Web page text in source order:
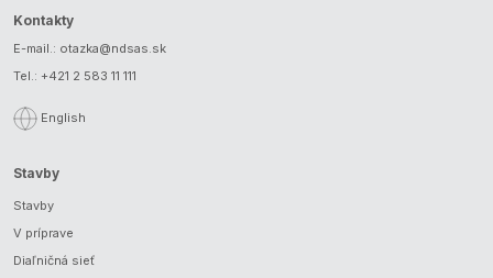
Kontakty
E-mail.: otazka@ndsas.sk
Tel.: +421 2 583 11 111
English
Stavby
Stavby
V príprave
Diaľničná sieť